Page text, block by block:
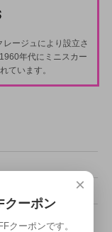
ージュにより設立さ
年代にミニスカー
ています。
×
クーポン
クーポンです。